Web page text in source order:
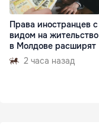
Права иностранцев с
видом на жительство
в Молдове расширят
2 часа назад